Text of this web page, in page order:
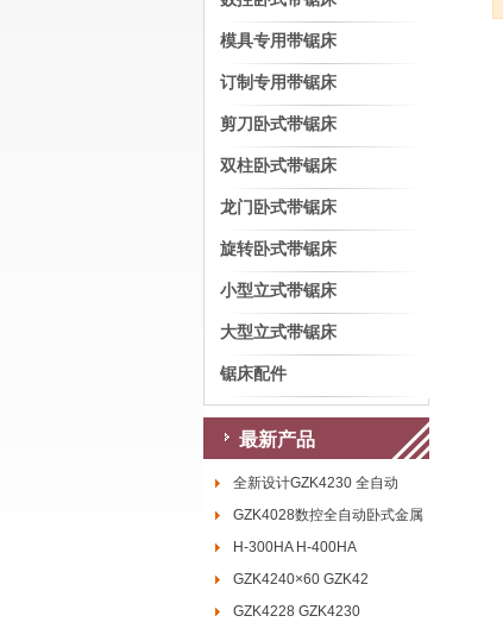
模具专用带锯床
订制专用带锯床
剪刀卧式带锯床
双柱卧式带锯床
龙门卧式带锯床
旋转卧式带锯床
小型立式带锯床
大型立式带锯床
锯床配件
最新产品
全新设计GZK4230 全自动
GZK4028数控全自动卧式金属
H-300HA H-400HA
GZK4240×60 GZK42
GZK4228 GZK4230